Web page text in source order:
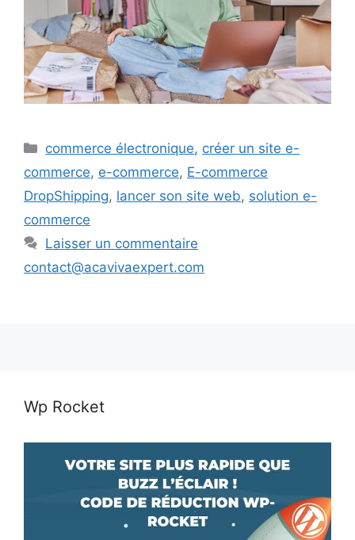
Catégories
commerce électronique, créer un site e-
commerce, e-commerce, E-commerce
DropShipping, lancer son site web, solution e-
commerce
Laisser un commentaire
contact@acavivaexpert.com
Wp Rocket